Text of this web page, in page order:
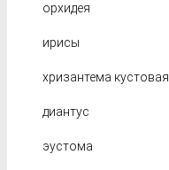
орхидея
ирисы
хризантема кустовая
диантус
эустома